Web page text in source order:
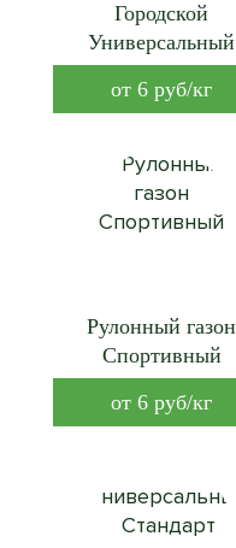
Городской
Универсальный
от 6 руб/кг
Рулонный газон
Спортивный
от 6 руб/кг